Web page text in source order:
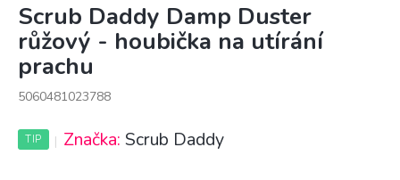
Scrub Daddy Damp Duster
růžový - houbička na utírání
prachu
5060481023788
TIP Značka: Scrub Daddy